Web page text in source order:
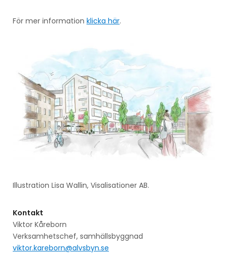
För mer information klicka här.
Illustration Lisa Wallin, Visalisationer AB.
Kontakt
Viktor Kåreborn
Verksamhetschef, samhällsbyggnad
viktor.kareborn@alvsbyn.se